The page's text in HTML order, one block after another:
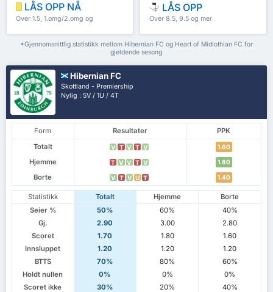
LÅS OPP NÅ
Over 1.5, 1.omg/2.omg og
LÅS OPP
Over 8.5, 9.5 og mer
*Gjennomsnittlig statistikk mellom Hibernian FC og Heart of Midlothian FC for
gjeldende sesong
Hibernian FC
Skottland - Premiership
Nylig : 5V / 1U / 4T
Form Resultater
PPK
Totalt
V T V T V 1.60
Hjemme T V V T V 1.80
Borte V T V U T 1.40
Statistikk Totalt Hjemme
Borte
Seier %
50% 60%
40%
Gj.
2.90 3.00
2.80
Scoret
1.70 1.80
1.60
Innsluppet
1.20 1.20
1.20
BTTS
70% 80%
60%
Holdt nullen
0% 0%
0%
Scoret ikke
30% 20%
40%